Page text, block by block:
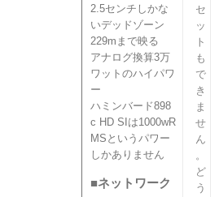
2.5センチしかな
いデッドゾーン
229mまで映る
アナログ換算3万
ワットのハイパワ
ー
ハミンバード898
c HD SIは1000wR
MSというパワー
しかありません
■ネットワーク
セ
ッ
ト
も
で
き
ま
せ
ん
。
ど
う